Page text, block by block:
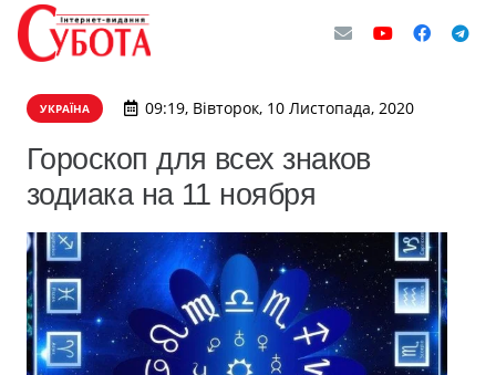
УКРАЇНА 09:19, Вівторок, 10 Листопада, 2020
Гороскоп для всех знаков
зодиака на 11 ноября